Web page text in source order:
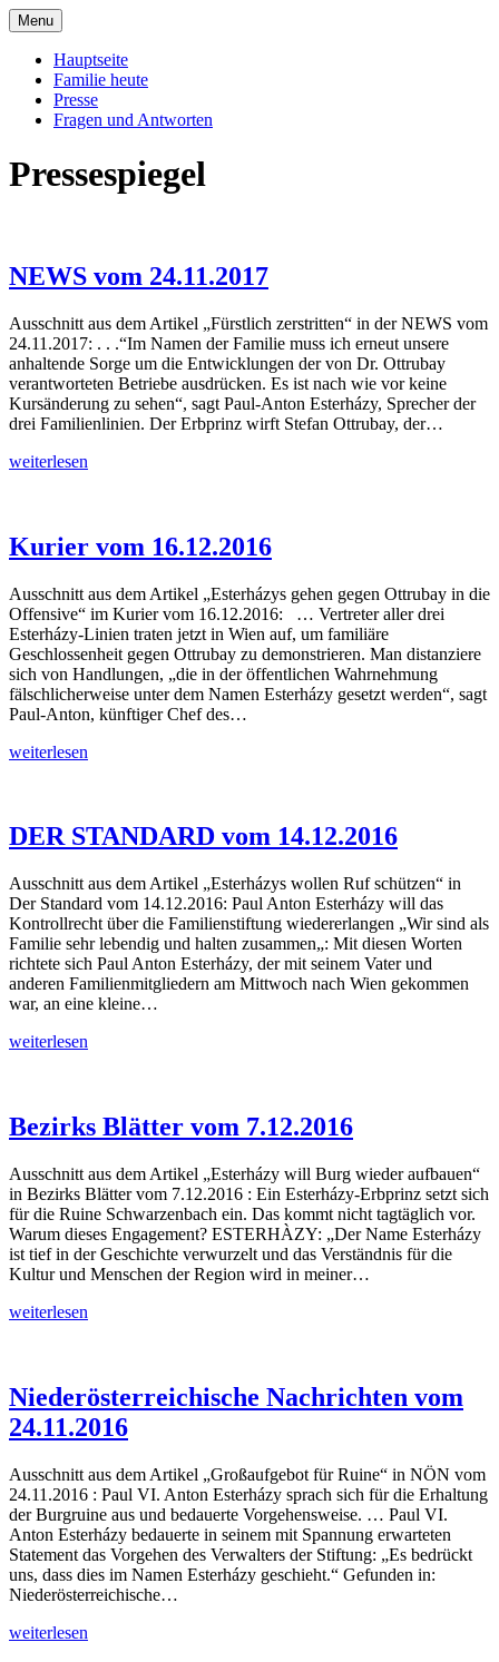
Skip
to
content
Familie Esterházy de Galantha
Galantha
Menu
Hauptseite
Familie heute
Presse
Fragen und Antworten
Pressespiegel
NEWS vom 24.11.2017
Ausschnitt aus dem Artikel „Fürstlich zerstritten“ in der NEWS vom
24.11.2017: . . .“Im Namen der Familie muss ich erneut unsere
anhaltende Sorge um die Entwicklungen der von Dr. Ottrubay
verantworteten Betriebe ausdrücken. Es ist nach wie vor keine
Kursänderung zu sehen“, sagt Paul-Anton Esterházy, Sprecher der
drei Familienlinien. Der Erbprinz wirft Stefan Ottrubay, der…
NEWS
weiterlesen
Kurier vom 16.12.2016
Ausschnitt aus dem Artikel „Esterházys gehen gegen Ottrubay in die
Offensive“ im Kurier vom 16.12.2016: … Vertreter aller drei
Esterházy-Linien traten jetzt in Wien auf, um familiäre
Geschlossenheit gegen Ottrubay zu demonstrieren. Man distanziere
sich von Handlungen, „die in der öffentlichen Wahrnehmung
fälschlicherweise unter dem Namen Esterházy gesetzt werden“, sagt
Paul-Anton, künftiger Chef des…
Kurier
weiterlesen
DER STANDARD vom 14.12.2016
Ausschnitt aus dem Artikel „Esterházys wollen Ruf schützen“ in
Der Standard vom 14.12.2016: Paul Anton Esterházy will das
Kontrollrecht über die Familienstiftung wiedererlangen „Wir sind als
Familie sehr lebendig und halten zusammen„: Mit diesen Worten
richtete sich Paul Anton Esterházy, der mit seinem Vater und
anderen Familienmitgliedern am Mittwoch nach Wien gekommen
war, an eine kleine…
DER
weiterlesen
Bezirks Blätter vom 7.12.2016
Ausschnitt aus dem Artikel „Esterházy will Burg wieder aufbauen“
in Bezirks Blätter vom 7.12.2016 : Ein Esterházy-Erbprinz setzt sich
für die Ruine Schwarzenbach ein. Das kommt nicht tagtäglich vor.
Warum dieses Engagement? ESTERHÀZY: „Der Name Esterházy
ist tief in der Geschichte verwurzelt und das Verständnis für die
Kultur und Menschen der Region wird in meiner…
Bezirks
weiterlesen
Niederösterreichische Nachrichten vom
24.11.2016
Ausschnitt aus dem Artikel „Großaufgebot für Ruine“ in NÖN vom
24.11.2016 : Paul VI. Anton Esterházy sprach sich für die Erhaltung
der Burgruine aus und bedauerte Vorgehensweise. … Paul VI.
Anton Esterházy bedauerte in seinem mit Spannung erwarteten
Statement das Vorgehen des Verwalters der Stiftung: „Es bedrückt
uns, dass dies im Namen Esterházy geschieht.“ Gefunden in:
Niederösterreichische…
Niederösterreichische
weiterlesen